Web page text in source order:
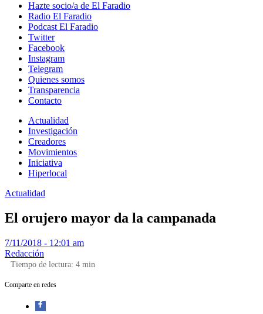
Hazte socio/a de El Faradio
Radio El Faradio
Podcast El Faradio
Twitter
Facebook
Instagram
Telegram
Quienes somos
Transparencia
Contacto
Actualidad
Investigación
Creadores
Movimientos
Iniciativa
Hiperlocal
Actualidad
El orujero mayor da la campanada
7/11/2018 - 12:01 am
Redacción
Tiempo de lectura: 4 min
Comparte en redes